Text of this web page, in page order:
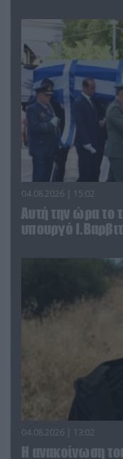
04.08.2026 | 15:02
Αυτή την ώρα το
υπουργό
04.08.2026 | 13:02
Η ανακοίνωση